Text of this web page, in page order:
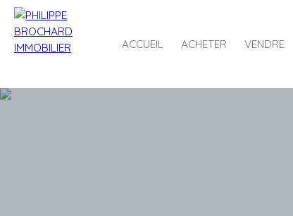
ACCUEIL ACHETER VENDRE